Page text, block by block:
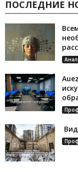
ПОСЛЕДНИЕ